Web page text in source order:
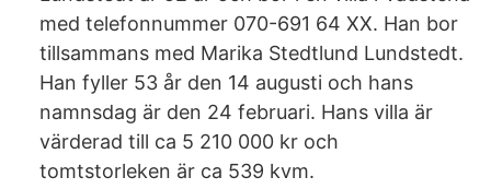
med telefonnummer 070-691 64 XX. Han bor
tillsammans med Marika Stedtlund Lundstedt.
Han fyller 53 år den 14 augusti och hans
namnsdag är den 24 februari. Hans villa är
värderad till ca 5 210 000 kr och
tomtstorleken är ca 539 kvm.